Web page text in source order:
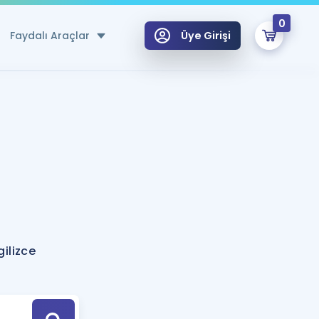
Faydalı Araçlar
Hesaplama Aracı
için Öneriler
Tek Takvimde
Üye Girişi
0